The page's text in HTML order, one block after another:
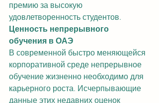
премию за высокую
удовлетворенность студентов.
Ценность непрерывного
обучения в ОАЭ
В современной быстро меняющейся
корпоративной среде непрерывное
обучение жизненно необходимо для
карьерного роста. Исчерпывающие
данные этих недавних оценок